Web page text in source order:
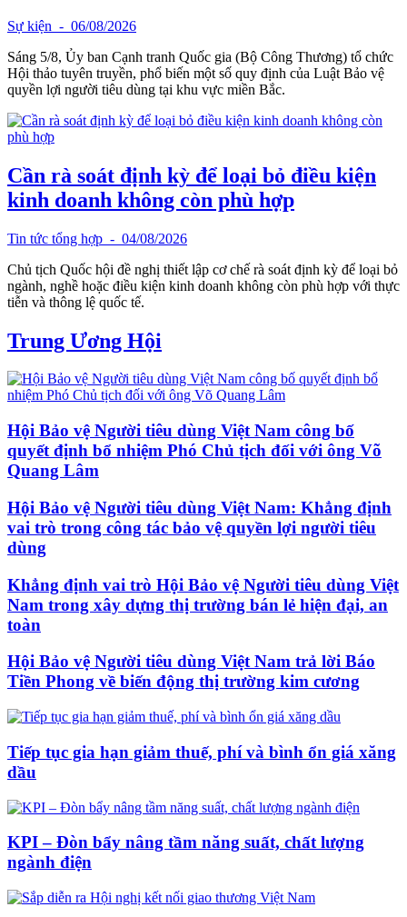
Sự kiện - 06/08/2026
Sáng 5/8, Ủy ban Cạnh tranh Quốc gia (Bộ Công Thương) tổ chức
Hội thảo tuyên truyền, phổ biến một số quy định của Luật Bảo vệ
quyền lợi người tiêu dùng tại khu vực miền Bắc.
Cần rà soát định kỳ để loại bỏ điều kiện
kinh doanh không còn phù hợp
Tin tức tổng hợp - 04/08/2026
Chủ tịch Quốc hội đề nghị thiết lập cơ chế rà soát định kỳ để loại bỏ
ngành, nghề hoặc điều kiện kinh doanh không còn phù hợp với thực
tiễn và thông lệ quốc tế.
Trung Ương Hội
Hội Bảo vệ Người tiêu dùng Việt Nam công bố
quyết định bổ nhiệm Phó Chủ tịch đối với ông Võ
Quang Lâm
Hội Bảo vệ Người tiêu dùng Việt Nam: Khẳng định
vai trò trong công tác bảo vệ quyền lợi người tiêu
dùng
Khẳng định vai trò Hội Bảo vệ Người tiêu dùng Việt
Nam trong xây dựng thị trường bán lẻ hiện đại, an
toàn
Hội Bảo vệ Người tiêu dùng Việt Nam trả lời Báo
Tiền Phong về biến động thị trường kim cương
Tiếp tục gia hạn giảm thuế, phí và bình ổn giá xăng
dầu
KPI – Đòn bẩy nâng tầm năng suất, chất lượng
ngành điện